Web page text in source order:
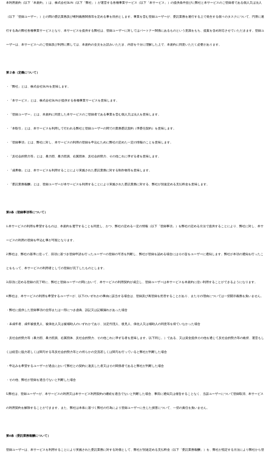
本利用規約（以下「本規約」）は、株式会社SUN（以下「弊社」）が運営する各種事業サービス（以下「本サービス」）の提供条件並びに弊社と本サービスのご登録者である個人又は法人
（以下「登録ユーザー」）との間の委託業務及び権利義務関係等を定める事を目的とします。事業を営む登録ユーザーが、委託業務を遂行する上で発生する個々のタスクについて、円滑に遂
行する為の弊社各種事業サービスとなり、本サービスを提供する弊社は、登録ユーザーに対してはパートナー関係にあるものという意識をもち、提案を含め対応させていただきます。登録ユ
ーザーは、本サービスへのご登録及び利用に際しては、本規約の全文をお読みいただき、内容を十分に理解した上で、本規約に同意いただく必要があります。
第２条（定義について）
・「弊社」とは、株式会社SUNを意味します。
・「本サービス」とは、株式会社SUNが提供する各種事業サービスを意味します。
・「登録ユーザー」とは、本規約に同意した本サービスのご登録者である事業を営む個人又は法人を意味します。
・「本取引」とは、本サービスを利用して行われる弊社と登録ユーザーの間での業務委託契約（準委任契約）を意味します。
・「登録事項」とは、弊社に対し、本サービスの利用の登録を申込むために弊社の定めた一定の情報のことを意味します。
・「反社会的勢力等」とは、暴力団、暴力団員、右翼団体、反社会的勢力、その他これに準ずる者を意味します。
・「成果物」とは、本サービスを利用することにより実施された委託業務に対する制作物等を意味します。
・「委託業務報酬」とは、登録ユーザーが本サービスを利用することにより実施された委託業務に対する、弊社が別途定める支払料金を意味します。
第3条（登録事項等について）
1.本サービスの利用を希望するものは、本規約を遵守することを同意し、かつ、弊社の定める一定の情報（以下「登録事項」）を弊社の定める方法で提供することにより、弊社に対し、本サ
ービスの利用の登録を申込む事が可能となります。
2.弊社は、弊社の基準に従って、前項に基づき登録申請を行ったユーザーの登録の可否を判断し、弊社が登録を認める場合にはその旨をユーザーに通知します。弊社が本項の通知を行ったこ
とをもって、本サービスの利用者としての登録が完了したものとします。
3.前項に定める登録の完了時に、弊社と登録ユーザーの間において、本サービスの利用契約が成立し、登録ユーザーは本サービスを本規約に従い利用することができるようになります。
4.弊社は、本サービスの利用を希望するユーザーが、以下のいずれかの事由に該当する場合は、登録及び再登録を拒否することがあり、またその理由については一切開示義務を負いません。
・弊社に提供した登録事項の全部または一部につき虚偽、誤記又は記載漏れがあった場合
・未成年者、成年被後見人、被保佐人又は被補助人のいずれかであり、法定代理人、後見人、保佐人又は補助人の同意等を得ていなかった場合
・反社会的勢力等（暴力団、暴力団員、右翼団体、反社会的勢力、その他これに準ずる者を意味します。以下同じ。）である、又は資金提供その他を通じて反社会的勢力等の維持、運営もし
くは経営に協力若しくは関与する等反社会的勢力等との何らかの交流若しくは関与を行っていると弊社が判断した場合
・申込みを希望するユーザーが過去において弊社との契約に違反した者又はその関係者であると弊社が判断した場合
・その他、弊社が登録を適当でないと判断した場合
5.弊社は、登録ユーザーが、本サービスの利用又は本サービス利用契約の継続を適当でないと判断した場合、事前に通知又は催告することなく、当該ユーザーについて登録取消、本サービス
の利用契約を解除することができます。また、弊社は本条に基づく弊社の行為により登録ユーザーに生じた損害について、一切の責任を負いません。
第4条（委託業務報酬について）
登録ユーザーは、本サービスを利用することにより実施された委託業務に対する対価として、弊社が別途定める支払料金（以下「委託業務報酬」）を、弊社が指定する方法により弊社から登